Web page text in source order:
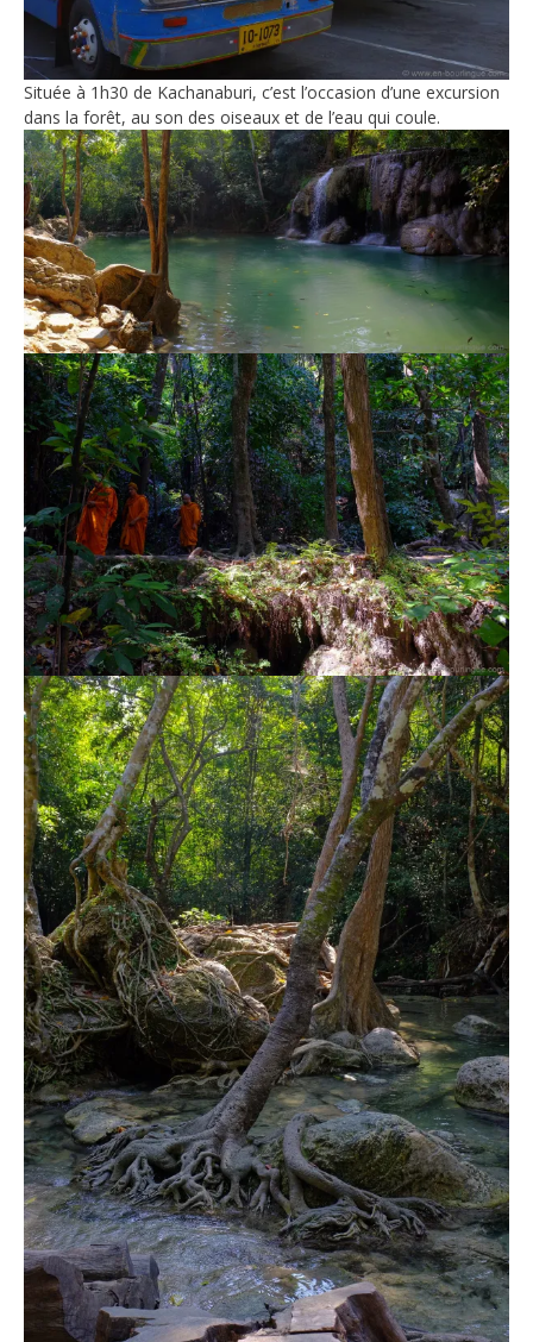
Située à 1h30 de Kachanaburi, c’est l’occasion d’une excursion
dans la forêt, au son des oiseaux et de l’eau qui coule.